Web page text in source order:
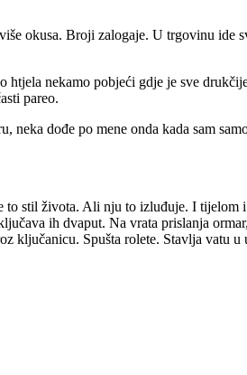
okusa. Broji zalogaje. U trgovinu ide
htjela nekamo pobjeći gdje je sve
pareo.
dođe po mene onda kada sam
stil života. Ali nju to izluđuje. I tijelom
ih dvaput. Na vrata prislanja
Spušta rolete. Stavlja vatu